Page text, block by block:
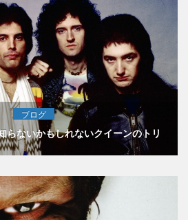
ブログ
らないかもしれないクイーンのトリ